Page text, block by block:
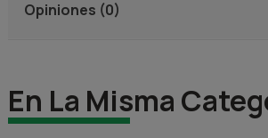
Opiniones (0)
En La Misma